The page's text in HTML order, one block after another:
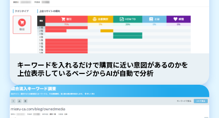
キーワードを入れるだけで購買に近い意図があるのかを
上位表示しているページからAIが自動で分析